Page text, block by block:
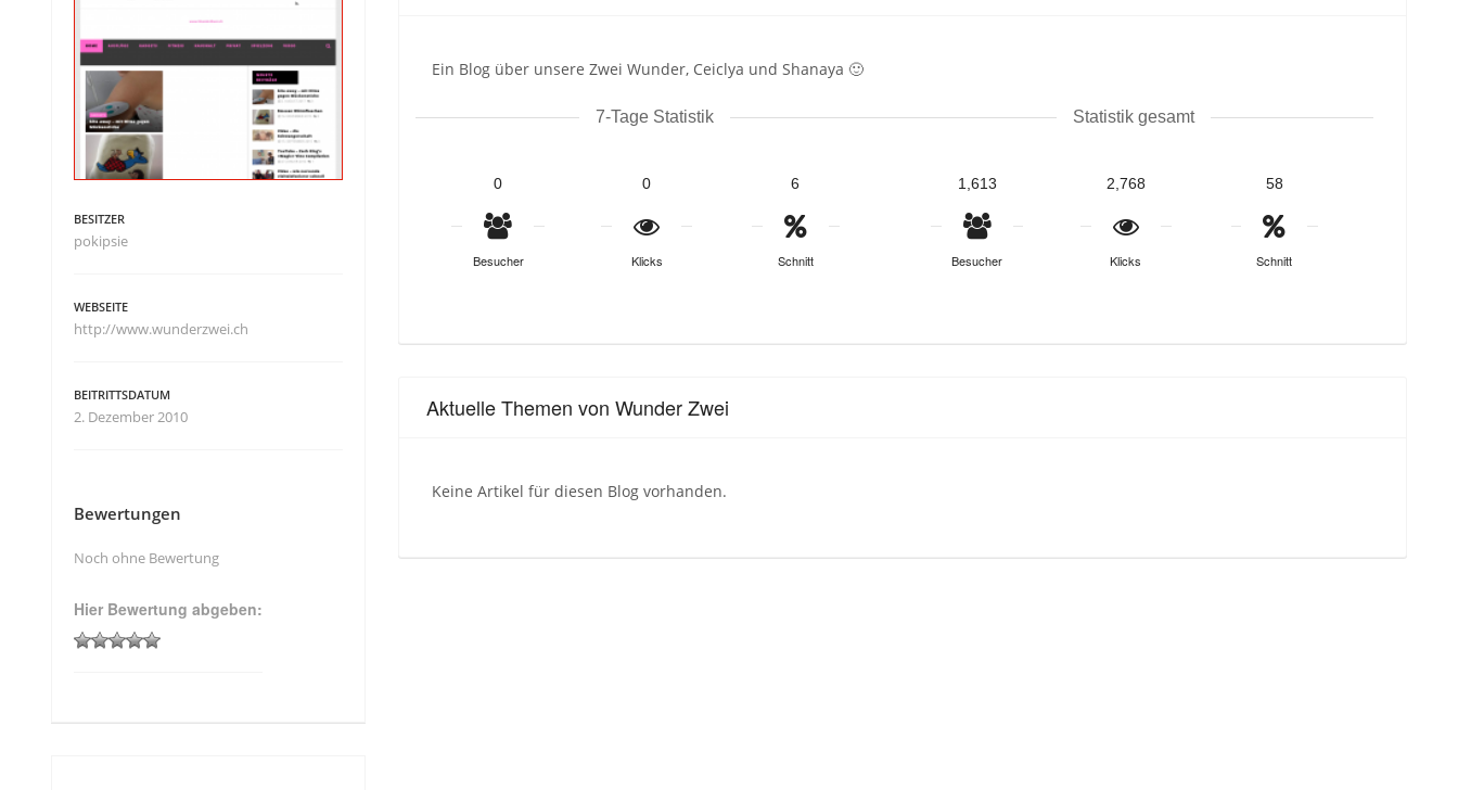
Ein Blog über unsere Zwei Wunder, Ceiclya und Shanaya 🙂
7-Tage Statistik
0
Besucher
0
Klicks
6
Schnitt
Statistik gesamt
1,613
Besucher
2,768
Klicks
58
Schnitt
Aktuelle Themen von Wunder Zwei
Keine Artikel für diesen Blog vorhanden.
BESITZER
pokipsie
WEBSEITE
http://www.wunderzwei.ch
BEITRITTSDATUM
2. Dezember 2010
Bewertungen
Noch ohne Bewertung
Hier Bewertung abgeben: